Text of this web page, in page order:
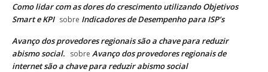
Como lidar com as dores do crescimento utilizando Objetivos
Smart e KPI sobre Indicadores de Desempenho para ISP’s
Avanço dos provedores regionais são a chave para reduzir
abismo social. sobre Avanço dos provedores regionais de
internet são a chave para reduzir abismo social